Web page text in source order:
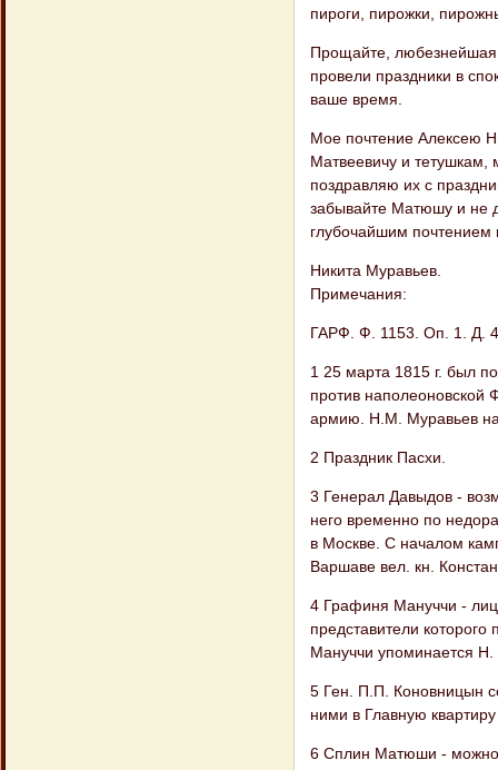
пироги, пирожки,
Прощайте, любезнейшая
провели праздники в
ваше время.
Мое почтение Алексею
Матвеевичу и
поздравляю их с
забывайте Матюшу и не
глубочайшим
Никита Муравьев.
Примечания:
ГАРФ. Ф. 1153. Оп. 1. Д.
1 25 марта 1815 г. был
против наполеоновской
армию. Н.М. Муравьев
2 Праздник Пасхи.
3 Генерал Давыдов -
него временно по
в Москве. С началом
Варшаве вел. кн.
4 Графиня Мануччи -
представители
Мануччи упоминается Н.
5 Ген. П.П. Коновницын
ними в Главную
6 Сплин Матюши - можно